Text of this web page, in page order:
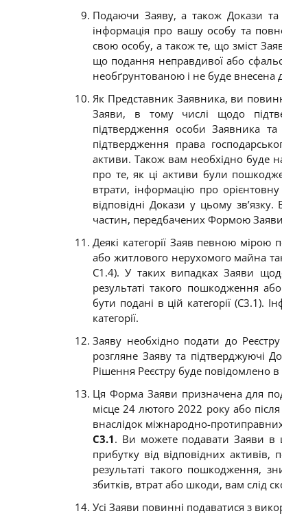
Подаючи Заяву, а також Докази
інформація про вашу особу та
свою особу, а також те, що зміст
що подання неправдивої або
необґрунтованою і не буде внесена
Як Представник Заявника, ви
Заяви, в тому числі щодо
підтвердження особи Заявника
підтвердження права
активи. Також вам необхідно буде
про те, як ці активи були
втрати, інформацію про
відповідні Докази у цьому
частин, передбачених Формою
Деякі категорії Заяв певною
або житлового нерухомого майна
C1.4). У таких випадках Заяви
результаті такого пошкодження
бути подані в цій категорії (C3.1).
категорії.
Заяву необхідно подати до
розгляне Заяву та підтверджуючі
Рішення Реєстру буде повідомлено
Ця Форма Заяви призначена для
місце 24 лютого 2022 року або
внаслідок міжнародно-протиправних
С3.1. Ви можете подавати Заяви в
прибутку від відповідних
результаті такого пошкодження,
збитків, втрат або шкоди, вам слід
Усі Заяви повинні подаватися з